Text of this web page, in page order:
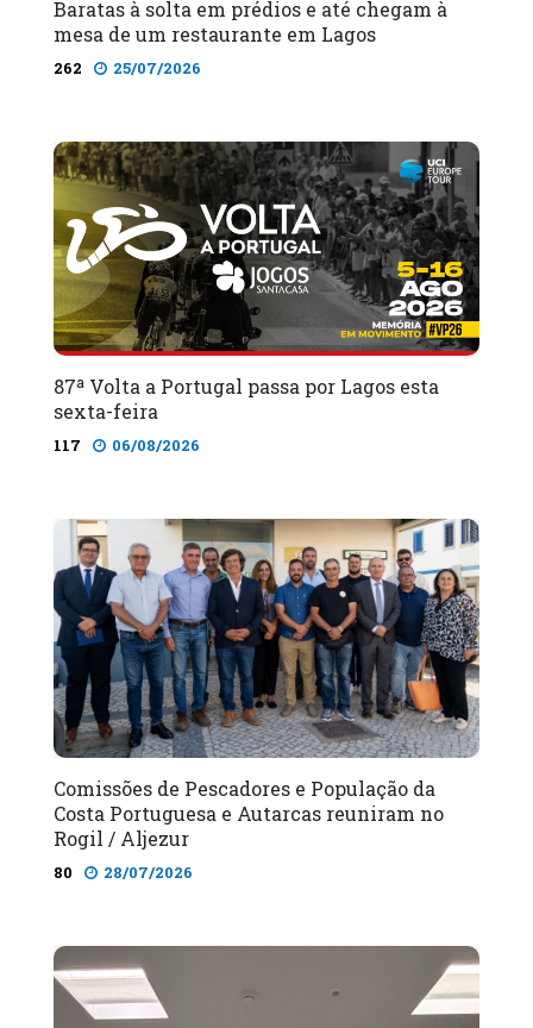
Baratas à solta em prédios e até chegam à
mesa de um restaurante em Lagos
262 25/07/2026
87ª Volta a Portugal passa por Lagos esta
sexta-feira
117 06/08/2026
Comissões de Pescadores e População da
Costa Portuguesa e Autarcas reuniram no
Rogil / Aljezur
80 28/07/2026